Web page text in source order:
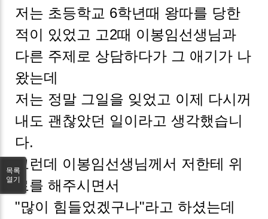
저는 초등학교 6학년때 왕따를 당한
적이 있었고 고2때 이봉임선생님과
다른 주제로 상담하다가 그 애기가 나
왔는데
저는 정말 그일을 잊었고 이제 다시꺼
내도 괜찮았던 일이라고 생각했습니
다.
그런데 이봉임선생님께서 저한테 위
로를 해주시면서
"많이 힘들었겠구나"라고 하셨는데
목록
열기